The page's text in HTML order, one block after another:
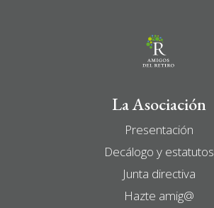
La Asociación
Presentación
Decálogo y estatutos
Junta directiva
Hazte amig@